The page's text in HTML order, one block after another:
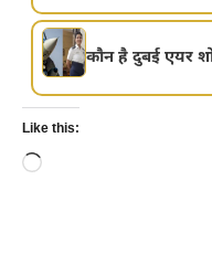
कौन है दुबई एयर
Like this:
Loading…